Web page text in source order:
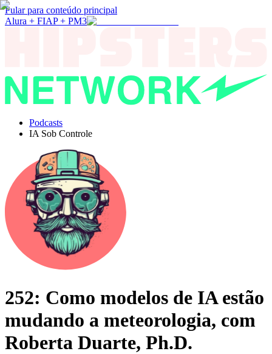
Pular para conteúdo principal
Alura + FIAP + PM3
Podcasts
IA Sob Controle
252: Como modelos de IA estão
mudando a meteorologia, com
Roberta Duarte, Ph.D.